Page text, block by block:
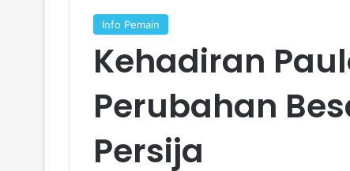
Info Pemain
Kehadiran
Perubahan
Persija